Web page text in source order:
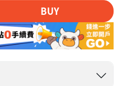
BUY